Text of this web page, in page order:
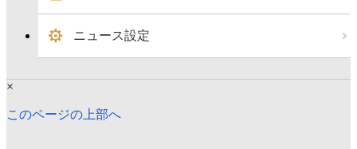
ニュース設定
×
このページの上部へ